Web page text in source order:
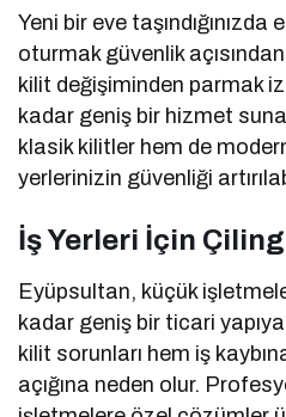
Yeni bir eve
oturmak güvenlik
kilit değişiminden parmak
kadar geniş bir hizmet
klasik kilitler hem de
yerlerinizin güvenliği
İş Yerleri İçin
Eyüpsultan, küçük
kadar geniş bir ticari
kilit sorunları hem iş
açığına neden olur.